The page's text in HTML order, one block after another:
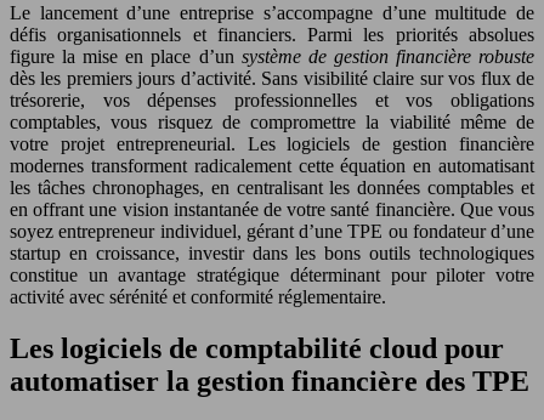
Le lancement d’une entreprise s’accompagne d’une multitude de
défis organisationnels et financiers. Parmi les priorités absolues
figure la mise en place d’un système de gestion financière robuste
dès les premiers jours d’activité. Sans visibilité claire sur vos flux de
trésorerie, vos dépenses professionnelles et vos obligations
comptables, vous risquez de compromettre la viabilité même de
votre projet entrepreneurial. Les logiciels de gestion financière
modernes transforment radicalement cette équation en automatisant
les tâches chronophages, en centralisant les données comptables et
en offrant une vision instantanée de votre santé financière. Que vous
soyez entrepreneur individuel, gérant d’une TPE ou fondateur d’une
startup en croissance, investir dans les bons outils technologiques
constitue un avantage stratégique déterminant pour piloter votre
activité avec sérénité et conformité réglementaire.
Les logiciels de comptabilité cloud pour
automatiser la gestion financière des TPE